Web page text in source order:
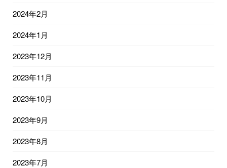
2024年2月
2024年1月
2023年12月
2023年11月
2023年10月
2023年9月
2023年8月
2023年7月